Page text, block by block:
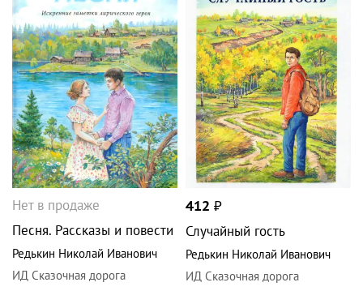
Нет в продаже
Песня. Рассказы и повести
Редькин Николай Иванович
ИД Сказочная дорога
412 ₽
Случайный гость
Редькин Николай Иванович
ИД Сказочная дорога